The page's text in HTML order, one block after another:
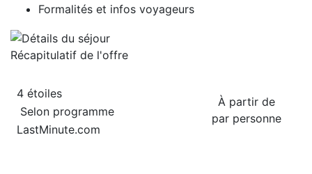
Formalités et infos voyageurs
Récapitulatif de l'offre
À partir de
par personne
4 étoiles
Selon programme
LastMinute.com